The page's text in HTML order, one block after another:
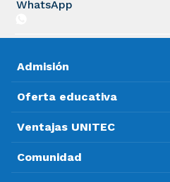
WhatsApp
Admisión
Oferta educativa
Ventajas UNITEC
Comunidad